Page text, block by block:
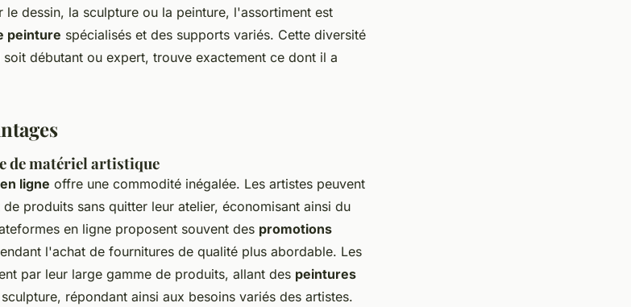
dessin, la sculpture ou la peinture, l'assortiment est
peinture spécialisés et des supports variés. Cette diversité
débutant ou expert, trouve exactement ce dont il a
de matériel artistique
ligne offre une commodité inégalée. Les artistes peuvent
produits sans quitter leur atelier, économisant ainsi du
en ligne proposent souvent des promotions
l'achat de fournitures de qualité plus abordable. Les
par leur large gamme de produits, allant des peintures
répondant ainsi aux besoins variés des artistes.